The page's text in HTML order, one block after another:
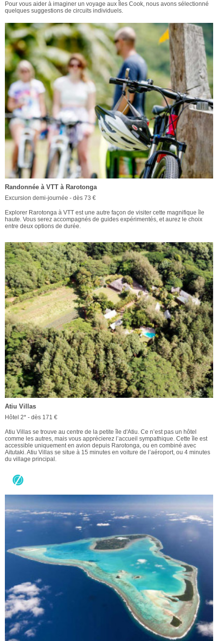
Pour vous aider à imaginer un voyage aux Îles Cook, nous avons sélectionné
quelques suggestions de circuits individuels.
Randonnée à VTT à Rarotonga
Excursion demi-journée - dès 73 €
Explorer Rarotonga à VTT est une autre façon de visiter cette magnifique île
haute. Vous serez accompagnés de guides expérimentés, et aurez le choix
entre deux options de durée.
Atiu Villas
Hôtel 2* - dès 171 €
Atiu Villas se trouve au centre de la petite île d'Atiu. Ce n’est pas un hôtel
comme les autres, mais vous apprécierez l’accueil sympathique. Cette île est
accessible uniquement en avion depuis Rarotonga, ou en combiné avec
Aitutaki. Atiu Villas se situe à 15 minutes en voiture de l’aéroport, ou 4 minutes
du village principal.